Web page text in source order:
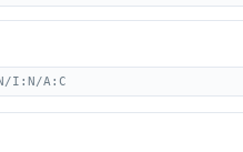
I:N/A:C